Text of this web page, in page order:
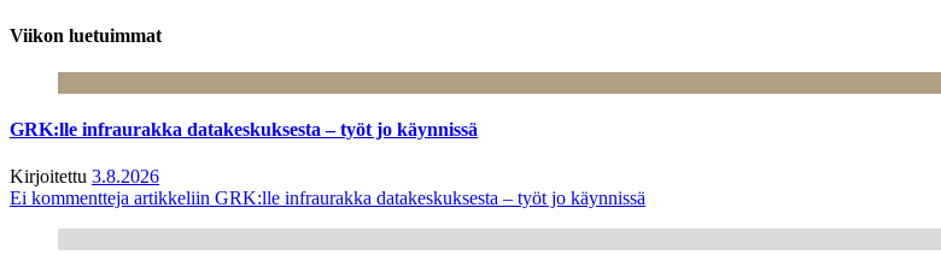
Viikon luetuimmat
GRK:lle infraurakka datakeskuksesta – työt jo käynnissä
Kirjoitettu 3.8.2026
Ei kommentteja artikkeliin GRK:lle infraurakka datakeskuksesta – työt jo käynnissä